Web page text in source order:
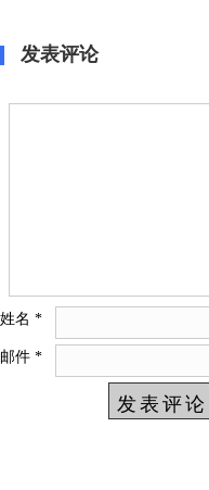
发表评论
姓名 *
邮件 *